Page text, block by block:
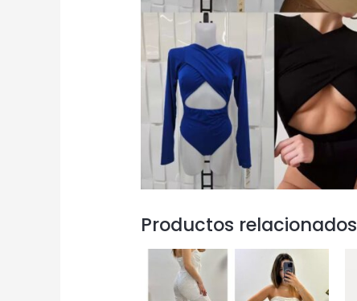
Productos relacionados